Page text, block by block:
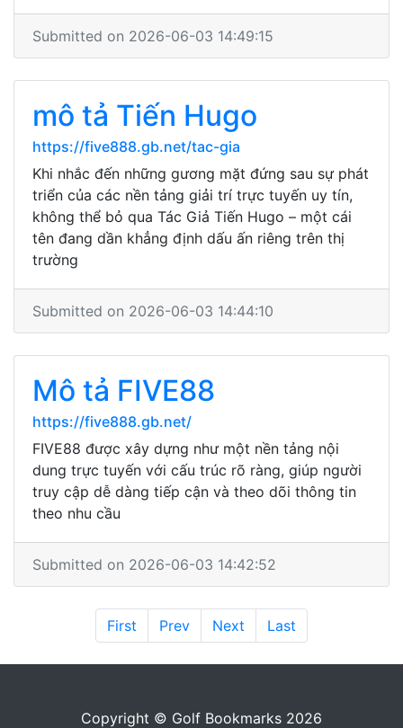
Submitted on 2026-06-03 14:49:15
mô tả Tiến Hugo
https://five888.gb.net/tac-gia
Khi nhắc đến những gương mặt đứng sau sự phát
triển của các nền tảng giải trí trực tuyến uy tín,
không thể bỏ qua Tác Giả Tiến Hugo – một cái
tên đang dần khẳng định dấu ấn riêng trên thị
trường
Submitted on 2026-06-03 14:44:10
Mô tả FIVE88
https://five888.gb.net/
FIVE88 được xây dựng như một nền tảng nội
dung trực tuyến với cấu trúc rõ ràng, giúp người
truy cập dễ dàng tiếp cận và theo dõi thông tin
theo nhu cầu
Submitted on 2026-06-03 14:42:52
First Prev Next Last
Copyright © Golf Bookmarks 2026